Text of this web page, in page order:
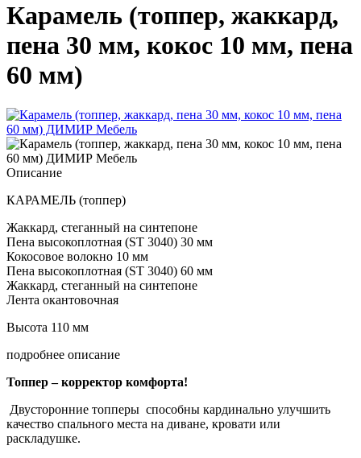
Карамель (топпер, жаккард,
пена 30 мм, кокос 10 мм, пена
60 мм)
Описание
КАРАМЕЛЬ (топпер)
Жаккард, стеганный на синтепоне
Пена высокоплотная (ST 3040) 30 мм
Кокосовое волокно 10 мм
Пена высокоплотная (ST 3040) 60 мм
Жаккард, стеганный на синтепоне
Лента окантовочная
Высота 110 мм
подробнее описание
Топпер – корректор комфорта!
Двусторонние топперы способны кардинально улучшить
качество спального места на диване, кровати или
раскладушке.